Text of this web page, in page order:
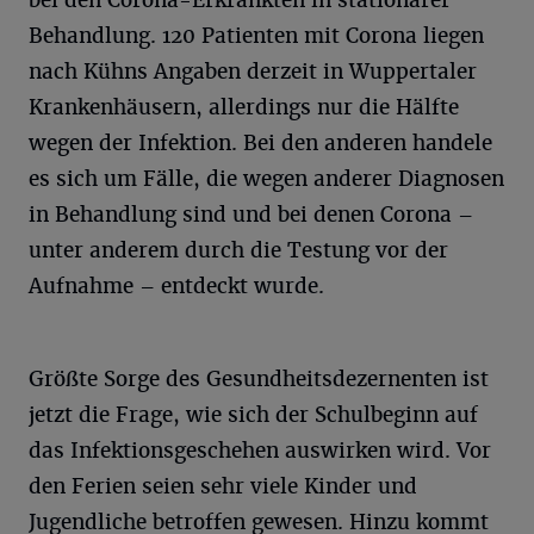
Behandlung. 120 Patienten mit Corona liegen
nach Kühns Angaben derzeit in Wuppertaler
Krankenhäusern, allerdings nur die Hälfte
wegen der Infektion. Bei den anderen handele
es sich um Fälle, die wegen anderer Diagnosen
in Behandlung sind und bei denen Corona –
unter anderem durch die Testung vor der
Aufnahme – entdeckt wurde.
Größte Sorge des Gesundheitsdezernenten ist
jetzt die Frage, wie sich der Schulbeginn auf
das Infektionsgeschehen auswirken wird. Vor
den Ferien seien sehr viele Kinder und
Jugendliche betroffen gewesen. Hinzu kommt